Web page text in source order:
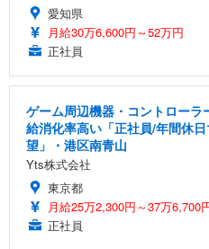
愛知県
月給30万6,600円～52万円
正社員
ゲーム周辺機器・コントロー
給消化率高い「正社員/年間休
望」・港区南青山
Yts株式会社
東京都
月給25万2,300円～37万6,700
正社員